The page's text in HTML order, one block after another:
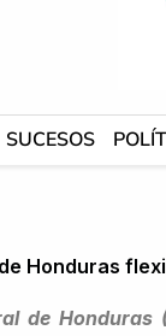
SUCESOS
Honduras
de